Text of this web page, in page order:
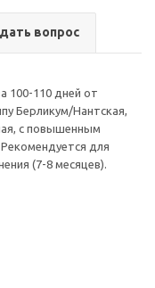
вопрос
100-110 дней от
Берликум/Нантская,
с повышенным
для
(7-8 месяцев).